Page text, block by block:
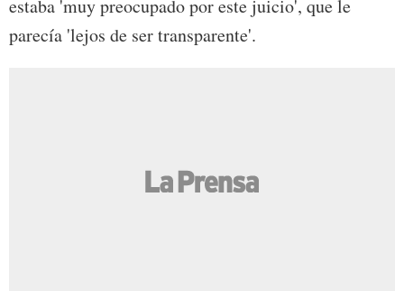
estaba 'muy preocupado por este juicio', que le
parecía 'lejos de ser transparente'.